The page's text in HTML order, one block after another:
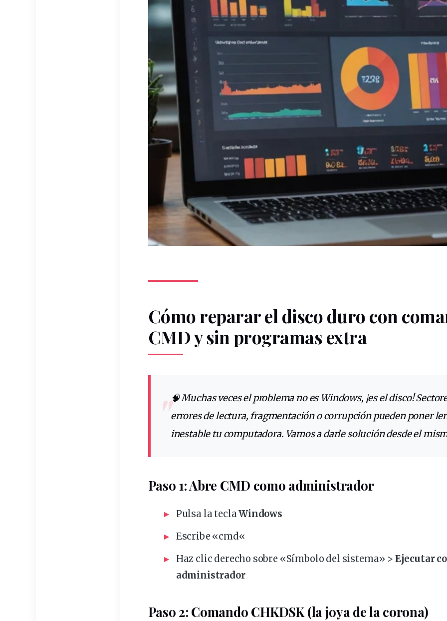
Cómorepararel discodurocon
CMD y sinprogramasextra
🧠 Muchas veces elproblemano es Windows, ¡es el disco!
erroresdelectura,fragmentaciónocorrupciónpueden poner
inestabletu computadora. Vamos adarle solucióndesde el
Paso 1: Abre CMD como administrador
Pulsa la teclaWindows
Escribe «cmd«
Haz clic derecho sobre «Símbolo del sistema» > Ejecutar
administrador
Paso 2: Comando CHKDSK (la joya de la corona)